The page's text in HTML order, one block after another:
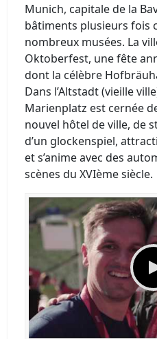
Munich, capitale de la
bâtiments plusieurs fois
nombreux musées. La
Oktoberfest, une fête
dont la célèbre
Dans l’Altstadt (vieille
Marienplatz est cernée
nouvel hôtel de ville, de
d’un glockenspiel,
et s’anime avec des
scènes du XVIème siècle.